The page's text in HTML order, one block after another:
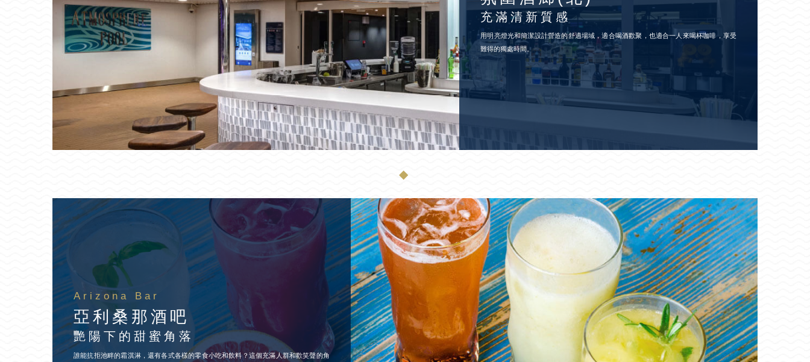
充滿清新質感
用明亮燈光和簡潔設計營造的舒適場域，適合喝酒歡聚，也適合一人來喝杯咖啡，享受
難得的獨處時間。
◆
Arizona Bar
亞利桑那酒吧
艷陽下的甜蜜角落
誰能抗拒池畔的霜淇淋，還有各式各樣的零食小吃和飲料？這個充滿人群和歡笑聲的角